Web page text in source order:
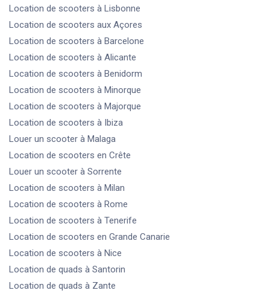
Location de scooters à Lisbonne
Location de scooters aux Açores
Location de scooters à Barcelone
Location de scooters à Alicante
Location de scooters à Benidorm
Location de scooters à Minorque
Location de scooters à Majorque
Location de scooters à Ibiza
Louer un scooter à Malaga
Location de scooters en Crête
Louer un scooter à Sorrente
Location de scooters à Milan
Location de scooters à Rome
Location de scooters à Tenerife
Location de scooters en Grande Canarie
Location de scooters à Nice
Location de quads à Santorin
Location de quads à Zante